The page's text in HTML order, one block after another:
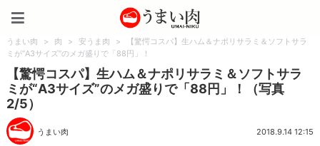
うまい肉 > 肉 > 安うま肉 >
【驚愕コスパ】生ハム＆ナポリサラミ＆ソフトサラ
ミが“A3サイズ”のメガ盛りで「88円」！
【驚愕コスパ】生ハム＆ナポリサラミ＆ソフトサラ
ミが“A3サイズ”のメガ盛りで「88円」！（写真
2/5）
うまい肉 2018.9.14 12:15